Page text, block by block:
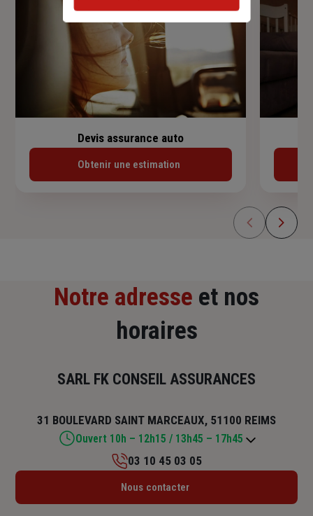
Devis assurance auto
Obtenir une estimation
Notre adresse et nos
horaires
SARL FK CONSEIL ASSURANCES
31 BOULEVARD SAINT MARCEAUX, 51100 REIMS
Ouvert 10h – 12h15 / 13h45 – 17h45
Lundi : 10h – 12h15 / 13h45 – 17h45
03 10 45 03 05
Nous contacter